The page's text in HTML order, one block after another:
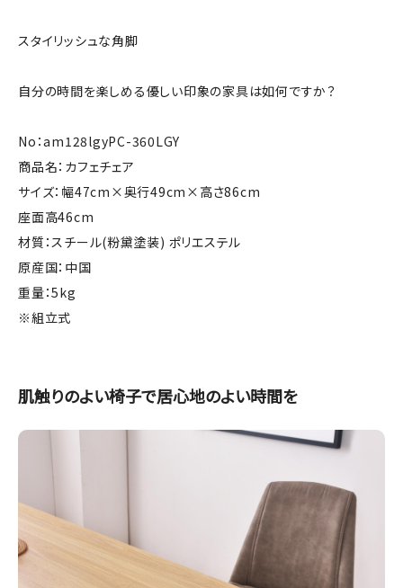
スタイリッシュな角脚
自分の時間を楽しめる優しい印象の家具は如何ですか？
No：am128lgyPC-360LGY
商品名：カフェチェア
サイズ：幅47cm×奥行49cm×高さ86cm
座面高46cm
材質：スチール(粉黛塗装) ポリエステル
原産国：中国
重量：5kg
※組立式
肌触りのよい椅子で居心地のよい時間を